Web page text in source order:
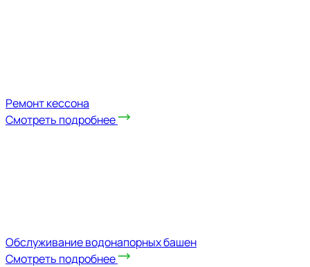
Ремонт кессона
Смотреть подробнее
Обслуживание водонапорных башен
Смотреть подробнее